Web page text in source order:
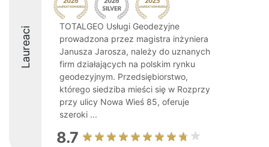
Laureaci
TOTALGEO Usługi Geodezyjne
prowadzona przez magistra inżyniera
Janusza Jarosza, należy do uznanych
firm działających na polskim rynku
geodezyjnym. Przedsiębiorstwo,
którego siedziba mieści się w Rozprzy
przy ulicy Nowa Wieś 85, oferuje
szeroki ...
8.7